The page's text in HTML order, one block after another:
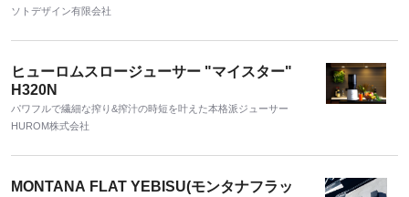
タイルをはじめ独特な素材使いと色使いが特徴のレディースブランド ●BUDO（ブド
ソトデザイン有限会社
ヒューロムスロージューサー "マイスター"
H320N
パワフルで繊細な搾り&搾汁の時短を叶えた本格派ジューサー
HUROM株式会社
MONTANA FLAT YEBISU(モンタナフラッ